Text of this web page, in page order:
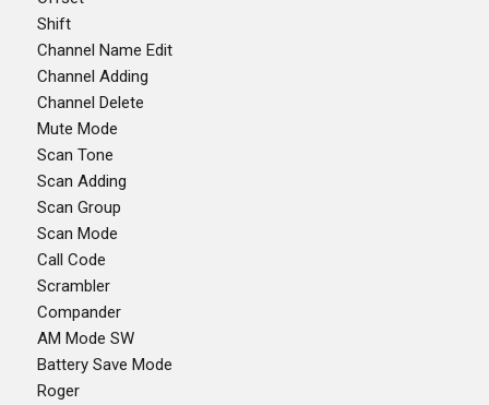
Shift
Channel Name Edit
Channel Adding
Channel Delete
Mute Mode
Scan Tone
Scan Adding
Scan Group
Scan Mode
Call Code
Scrambler
Compander
AM Mode SW
Battery Save Mode
Roger